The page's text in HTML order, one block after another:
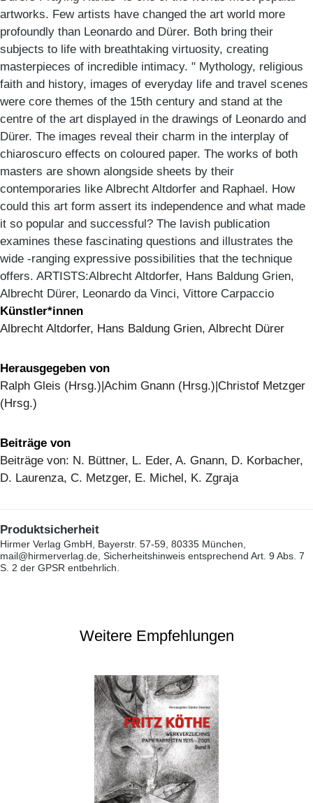
artworks. Few artists have changed the art world more
profoundly than Leonardo and Dürer. Both bring their
subjects to life with breathtaking virtuosity, creating
masterpieces of incredible intimacy. " Mythology, religious
faith and history, images of everyday life and travel scenes
were core themes of the 15th century and stand at the
centre of the art displayed in the drawings of Leonardo and
Dürer. The images reveal their charm in the interplay of
chiaroscuro effects on coloured paper. The works of both
masters are shown alongside sheets by their
contemporaries like Albrecht Altdorfer and Raphael. How
could this art form assert its independence and what made
it so popular and successful? The lavish publication
examines these fascinating questions and illustrates the
wide -ranging expressive possibilities that the technique
offers. ARTISTS:Albrecht Altdorfer, Hans Baldung Grien,
Albrecht Dürer, Leonardo da Vinci, Vittore Carpaccio
Künstler*innen
Albrecht Altdorfer, Hans Baldung Grien, Albrecht Dürer
Herausgegeben von
Ralph Gleis (Hrsg.)|Achim Gnann (Hrsg.)|Christof Metzger
(Hrsg.)
Beiträge von
Beiträge von: N. Büttner, L. Eder, A. Gnann, D. Korbacher,
D. Laurenza, C. Metzger, E. Michel, K. Zgraja
Produktsicherheit
Hirmer Verlag GmbH, Bayerstr. 57-59, 80335 München,
mail@hirmerverlag.de, Sicherheitshinweis entsprechend Art. 9 Abs. 7
S. 2 der GPSR entbehrlich.
Weitere Empfehlungen